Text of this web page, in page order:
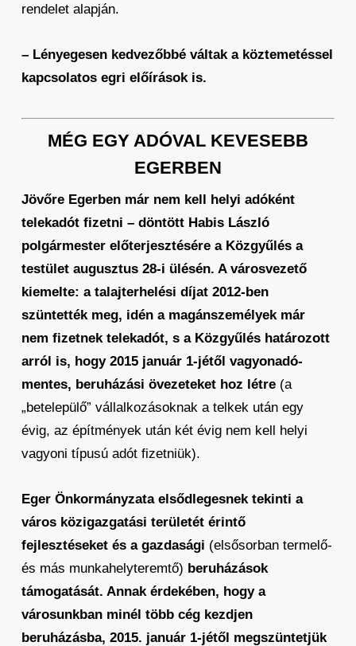
rendelet alapján.
– Lényegesen kedvezőbbé váltak a köztemetéssel
kapcsolatos egri előírások is.
MÉG EGY ADÓVAL KEVESEBB
EGERBEN
Jövőre Egerben már nem kell helyi adóként
telekadót fizetni – döntött Habis László
polgármester előterjesztésére a Közgyűlés a
testület augusztus 28-i ülésén. A városvezető
kiemelte: a talajterhelési díjat 2012-ben
szüntették meg, idén a magánszemélyek már
nem fizetnek telekadót, s a Közgyűlés határozott
arról is, hogy 2015 január 1-jétől vagyonadó-
mentes, beruházási övezeteket hoz létre(a
„betelepülő” vállalkozásoknak a telkek után egy
évig, az építmények után két évig nem kell helyi
vagyoni típusú adót fizetniük).
Eger Önkormányzata elsődlegesnek tekinti a
város közigazgatási területét érintő
fejlesztéseket és a gazdasági (elsősorban termelő-
és más munkahelyteremtő) beruházások
támogatását. Annak érdekében, hogy a
városunkban minél több cég kezdjen
beruházásba, 2015. január 1-jétől megszüntetjük